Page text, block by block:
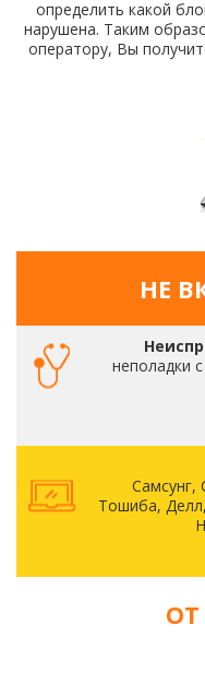
определить какой
нарушена. Таким
оператору, Вы
НЕ
неполадки
Самсунг,
Тошиба, Делл,
ОТ